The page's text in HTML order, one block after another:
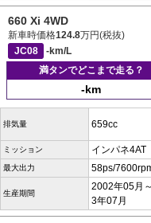
660 Xi 4WD
新車時価格124.8万円(税抜)
JC08
-km/L
満タンでどこまで走る？
-km
排気量 659cc
ミッション インパネ4AT
最大出力 58ps/
生産期間
2002年05月
3年07月